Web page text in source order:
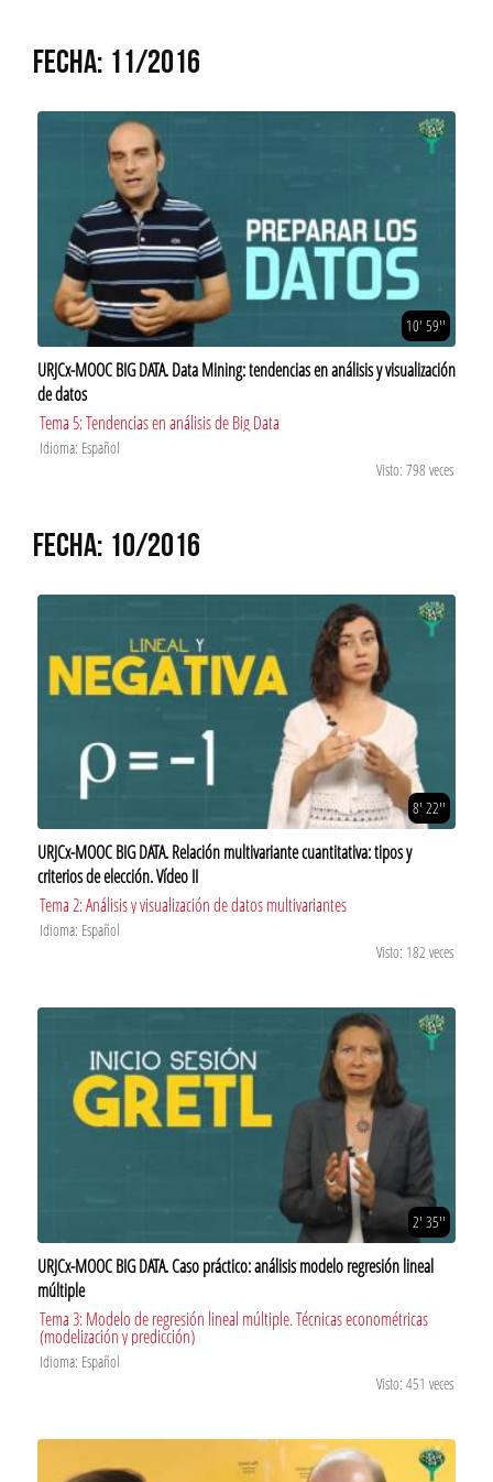
FECHA: 11/2016
10' 59''
URJCx-MOOC BIG DATA. Data Mining: tendencias en análisis y visualización
de datos
Tema 5: Tendencias en análisis de Big Data
Idioma: Español
Visto: 798 veces
FECHA: 10/2016
8' 22''
URJCx-MOOC BIG DATA. Relación multivariante cuantitativa: tipos y
criterios de elección. Vídeo II
Tema 2: Análisis y visualización de datos multivariantes
Idioma: Español
Visto: 182 veces
2' 35''
URJCx-MOOC BIG DATA. Caso práctico: análisis modelo regresión lineal
múltiple
Tema 3: Modelo de regresión lineal múltiple. Técnicas econométricas
(modelización y predicción)
Idioma: Español
Visto: 451 veces